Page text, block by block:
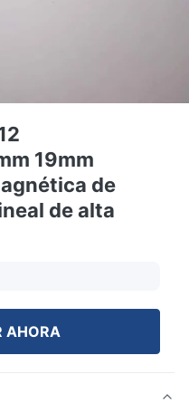
19mm
de
de alta
AHORA